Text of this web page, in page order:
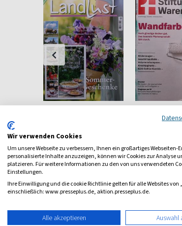
und
4,73
ab 4,97 €
(alle 2 Monate) 4,79
Zeitschrift der
ab 7,60 €
(monatlich)
Wir verwenden Cookies
Um unsere Webseite zu verbessern, Ihnen ein großartiges Webseiten-
personalisierte Inhalte anzuzeigen, können wir Cookies zur Analyse
platzieren. Für weitere Informationen zu den von uns verwendeten
Einstellungen.
Ihre Einwilligung und die cookie Richtlinie gelten für alle Websites von
einschließlich: www.presseplus.de, aktion.presseplus.de.
Alle akzeptieren Auswahl